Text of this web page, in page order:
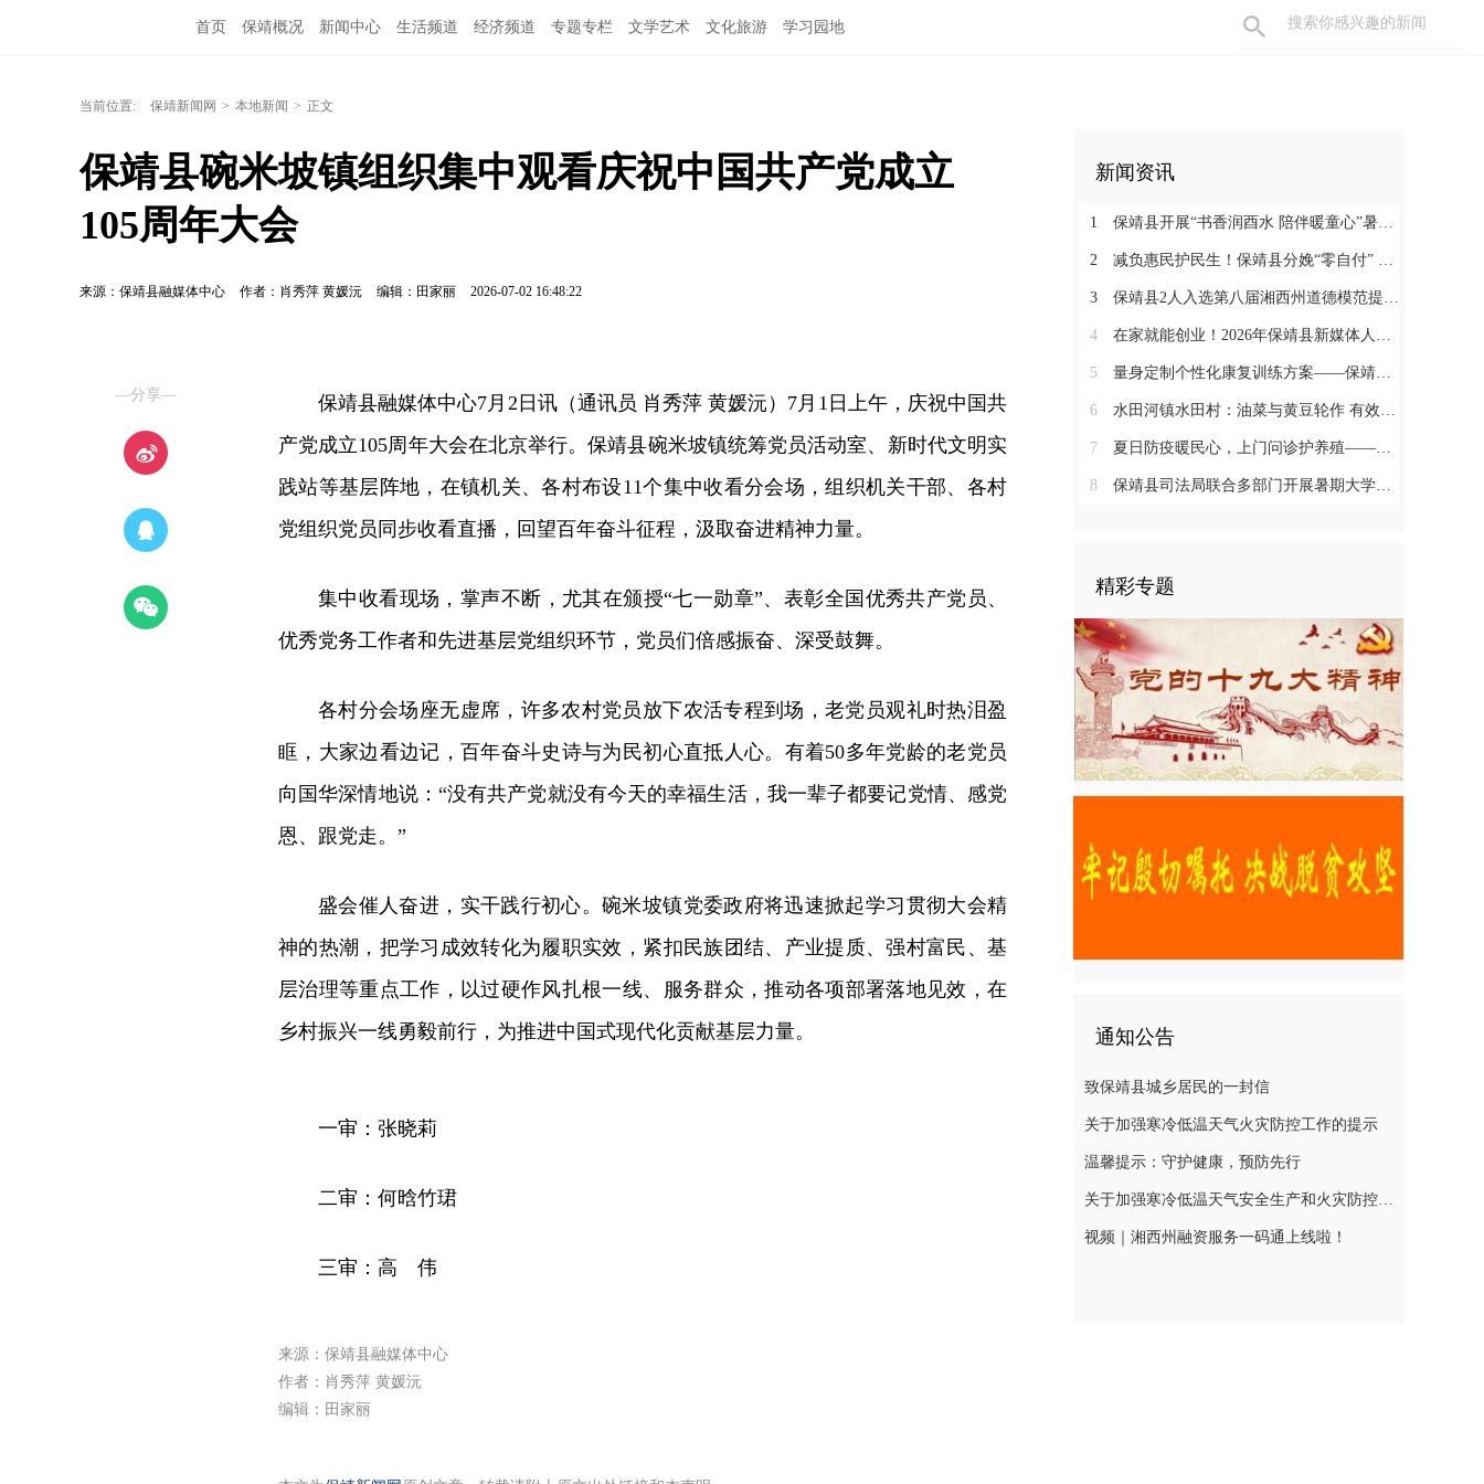
首页 保靖概况 新闻中心 生活频道 经济频道 专题专栏 文学艺术 文化旅游 学习园地
当前位置: 保靖新闻网 > 本地新闻 > 正文
保靖县碗米坡镇组织集中观看庆祝中国共产党成立
105周年大会
来源：保靖县融媒体中心 作者：肖秀萍 黄媛沅 编辑：田家丽 2026-07-02 16:48:22
—分享—
保靖县融媒体中心7月2日讯（通讯员 肖秀萍 黄媛沅）7月1日上午，庆祝中国共
产党成立105周年大会在北京举行。保靖县碗米坡镇统筹党员活动室、新时代文明实
践站等基层阵地，在镇机关、各村布设11个集中收看分会场，组织机关干部、各村
党组织党员同步收看直播，回望百年奋斗征程，汲取奋进精神力量。
集中收看现场，掌声不断，尤其在颁授“七一勋章”、表彰全国优秀共产党员、
优秀党务工作者和先进基层党组织环节，党员们倍感振奋、深受鼓舞。
各村分会场座无虚席，许多农村党员放下农活专程到场，老党员观礼时热泪盈
眶，大家边看边记，百年奋斗史诗与为民初心直抵人心。有着50多年党龄的老党员
向国华深情地说：“没有共产党就没有今天的幸福生活，我一辈子都要记党情、感党
恩、跟党走。”
盛会催人奋进，实干践行初心。碗米坡镇党委政府将迅速掀起学习贯彻大会精
神的热潮，把学习成效转化为履职实效，紧扣民族团结、产业提质、强村富民、基
层治理等重点工作，以过硬作风扎根一线、服务群众，推动各项部署落地见效，在
乡村振兴一线勇毅前行，为推进中国式现代化贡献基层力量。
一审：张晓莉
二审：何晗竹珺
三审：高 伟
来源：保靖县融媒体中心
作者：肖秀萍 黄媛沅
编辑：田家丽
新闻资讯
1 保靖县开展“书香润酉水 陪伴暖童心”暑期阅读关爱活动
2 减负惠民护民生！保靖县分娩“零自付” 政策落地见效 125名产妇受益
3 保靖县2人入选第八届湘西州道德模范提名奖
4 在家就能创业！2026年保靖县新媒体人才技能培训开启 助力家乡好物出圈
5 量身定制个性化康复训练方案——保靖县人民医院助力发育迟缓患儿顺利入托
6 水田河镇水田村：油菜与黄豆轮作 有效助农增收
7 夏日防疫暖民心，上门问诊护养殖——保靖县葫芦镇开展畜禽防疫服务
8 保靖县司法局联合多部门开展暑期大学生志愿者送法护童活动
精彩专题
通知公告
致保靖县城乡居民的一封信
关于加强寒冷低温天气火灾防控工作的提示
温馨提示：守护健康，预防先行
关于加强寒冷低温天气安全生产和火灾防控工作的提示
视频｜湘西州融资服务一码通上线啦！